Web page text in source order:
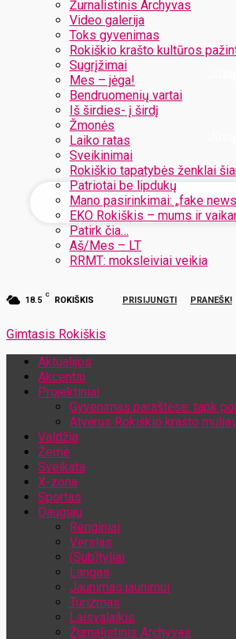
Žurnalistinis Archyvas
Video galerija
Toks gyvenimas
Rokiškio krašto kultūros
Sugrįžimai
Mes – jėga!
Bendruomenių vartai
Iš širdies- į širdį
Žmonės
Laiko ratas
Sveikinimai
Rokiškio tapatybės ženklai
Patriotai be lipdukų
Mano pasirinkimai: „fake
EKO Rokiškis – mums ir
Patirk čia…
Aš/Mes – LT
RRMT: moksleiviai veikia
18.5
C
ROKIŠKIS PRISIJUNGTI PRANEŠK!
Gimtasis Rokiškis
Aktualijos
Akcentai
Projektiniai
Gyvenimas paraštėse: tapk
Atvėrus Rokiškio krašto
Valdžia
Žemė
Sveikata
X-zona
Sportas
Daugiau
Renginiai
Verslas
(Sub)tyliai
Langas
Jaunimas jaunimui
Turizmas
Laisvalaikis
Žurnalistinis Archyvas